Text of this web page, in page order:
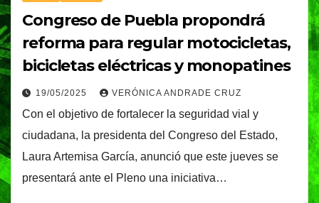
Congreso de Puebla propondrá
reforma para regular motocicletas,
bicicletas eléctricas y monopatines
19/05/2025 VERÓNICA ANDRADE CRUZ
Con el objetivo de fortalecer la seguridad vial y
ciudadana, la presidenta del Congreso del Estado,
Laura Artemisa García, anunció que este jueves se
presentará ante el Pleno una iniciativa…